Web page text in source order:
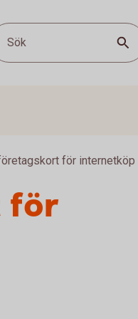
Sök
för internetköp
för